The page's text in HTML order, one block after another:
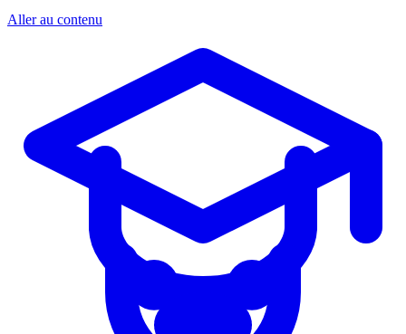
Aller au contenu